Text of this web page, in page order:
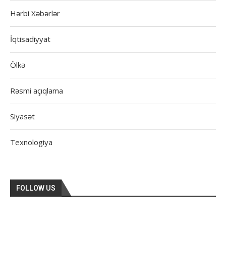
Hərbi Xəbərlər
İqtisadiyyat
Ölkə
Rəsmi açıqlama
Siyasət
Texnologiya
FOLLOW US